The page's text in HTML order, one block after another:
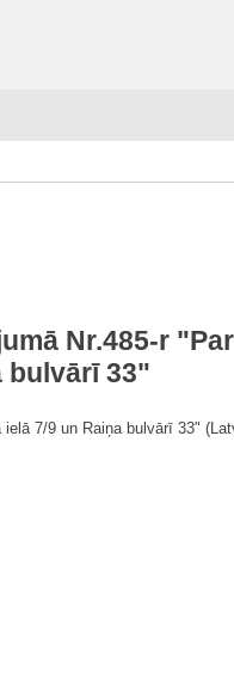
Nr.485-r
bulvārī 33"
7/9 un Raiņa bulvārī 33"